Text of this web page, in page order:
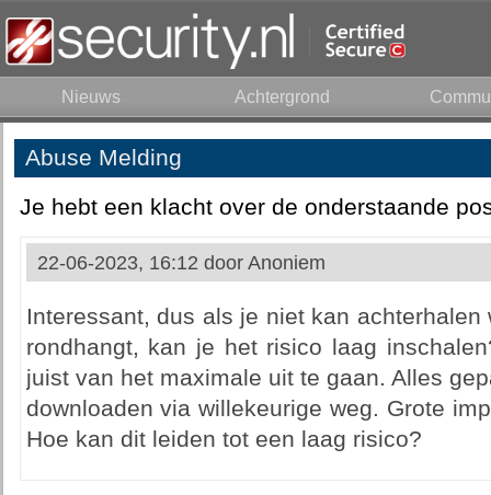
Nieuws Achtergrond
Abuse Melding
Je hebt een klacht over de onderstaande
22-06-2023, 16:12 door Anoniem
Interessant, dus als je niet kan
rondhangt, kan je het risico laag
juist van het maximale uit te gaan. Alles
downloaden via willekeurige weg. Grote
Hoe kan dit leiden tot een laag risico?